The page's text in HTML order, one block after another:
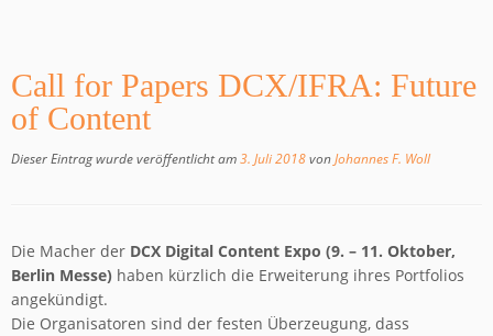
Call for Papers DCX/IFRA: Future
of Content
Dieser Eintrag wurde veröffentlicht am3. Juli 2018vonJohannes F. Woll
Die Macher der DCX Digital Content Expo (9. – 11. Oktober,
Berlin Messe) haben kürzlich die Erweiterung ihres Portfolios
angekündigt.
Die Organisatoren sind der festen Überzeugung, dass